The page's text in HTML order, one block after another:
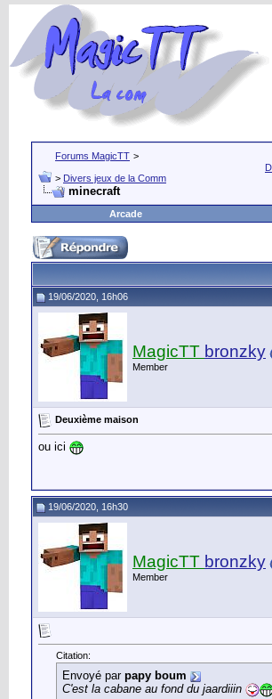
Forums MagicTT >
> Divers jeux de la Comm
minecraft
Arcade
19/06/2020, 16h06
MagicTT bronzky
Member
Deuxième maison
ou ici
19/06/2020, 16h30
MagicTT bronzky
Member
Citation:
Envoyé par papy boum
C'est la cabane au fond du jaardiiin